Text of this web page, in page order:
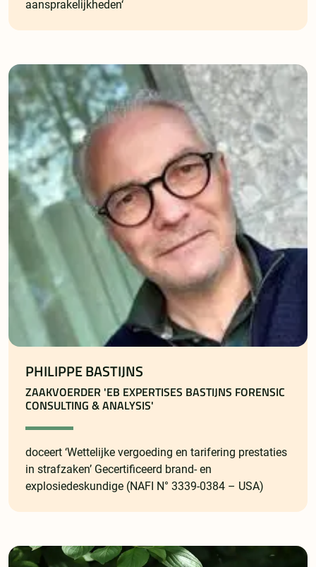
aansprakelijkheden‘
PHILIPPE BASTIJNS
ZAAKVOERDER 'EB EXPERTISES BASTIJNS FORENSIC
CONSULTING & ANALYSIS'
doceert ‘Wettelijke vergoeding en tarifering prestaties
in strafzaken’ Gecertificeerd brand- en
explosiedeskundige (NAFI N° 3339-0384 – USA)